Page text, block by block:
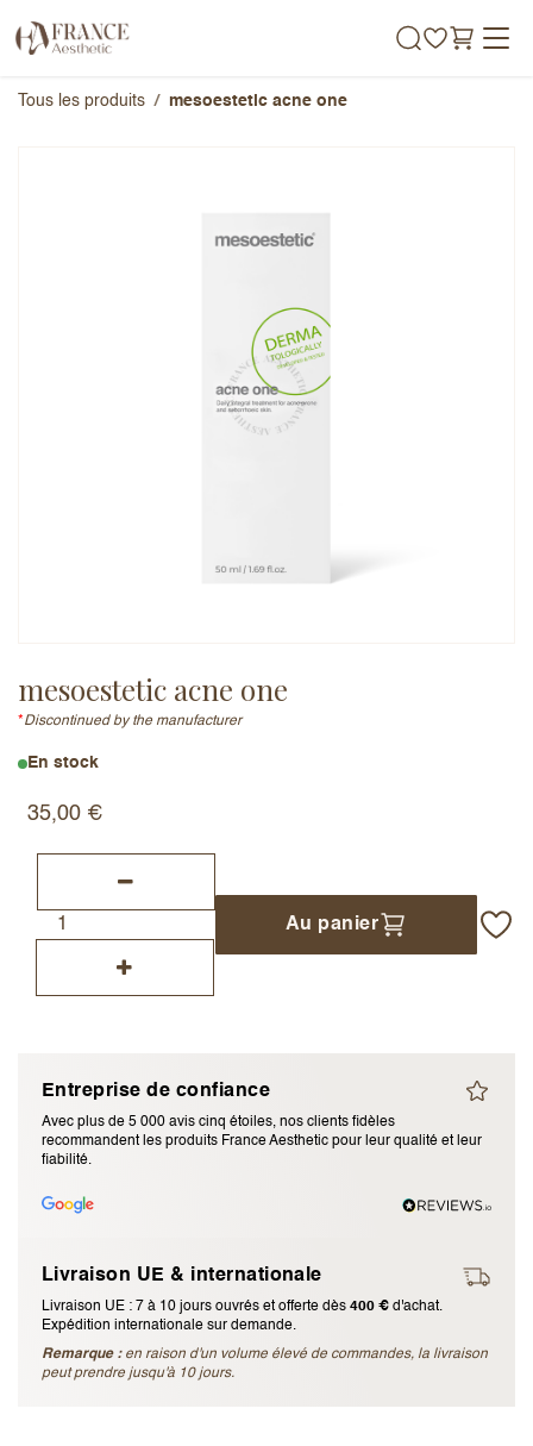
Tous les produits mesoestetic acne one
mesoestetic acne one
*Discontinued by the manufacturer
En stock
35,00 €
Au panier
Entreprise de confiance
Avec plus de 5 000 avis cinq étoiles, nos clients fidèles
recommandent les produits France Aesthetic pour leur qualité et leur
fiabilité.
Livraison UE & internationale
Livraison UE : 7 à 10 jours ouvrés et offerte dès 400 € d'achat.
Expédition internationale sur demande.
Remarque : en raison d'un volume élevé de commandes, la livraison
peut prendre jusqu'à 10 jours.
mesoestetic acne one
Ajouter un avis
J’accepte les termes et conditions